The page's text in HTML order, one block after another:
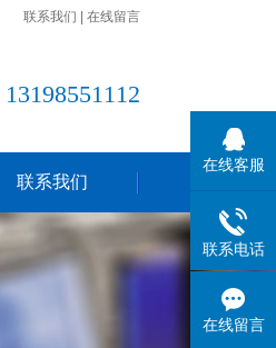
联系我们 在线留言
13198551112
联系我们
在线客服
联系电话
在线留言